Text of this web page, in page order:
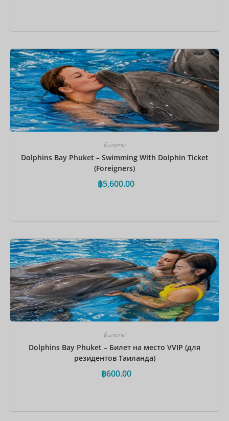
Забронировать сейчас
Билеты
Dolphins Bay Phuket – Swimming With Dolphin Ticket
(Foreigners)
฿5,600.00
Забронировать сейчас
Билеты
Dolphins Bay Phuket – Билет на место VVIP (для
резидентов Таиланда)
฿600.00